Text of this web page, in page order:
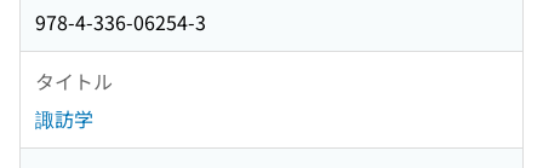
978-4-336-06254-3
タイトル
諏訪学